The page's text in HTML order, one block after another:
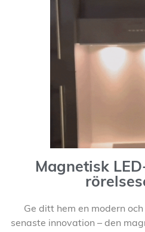
Magnetisk
Ge ditt hem en modern
senaste innovation – den